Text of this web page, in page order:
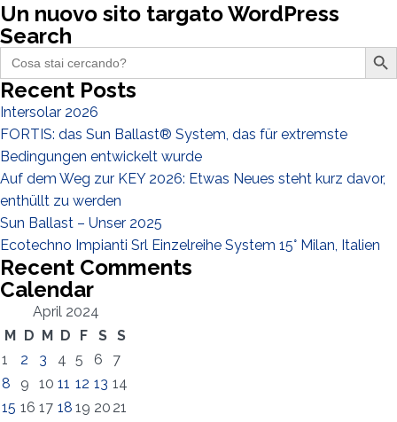
Un nuovo sito targato WordPress
Search
Search
for:
Search Button
Recent Posts
Intersolar 2026
FORTIS: das Sun Ballast® System, das für extremste
Bedingungen entwickelt wurde
Auf dem Weg zur KEY 2026: Etwas Neues steht kurz davor,
enthüllt zu werden
Sun Ballast – Unser 2025
Ecotechno Impianti Srl Einzelreihe System 15° Milan, Italien
Recent Comments
Calendar
April 2024
M D M D F S
S
1
2 3 4 5 6
7
8
9 10 11 12 13 14
15 16 17 18 19 20 21
Ich habe dieDatenschutzbestimmungen gelesen und akzeptiere
sie*